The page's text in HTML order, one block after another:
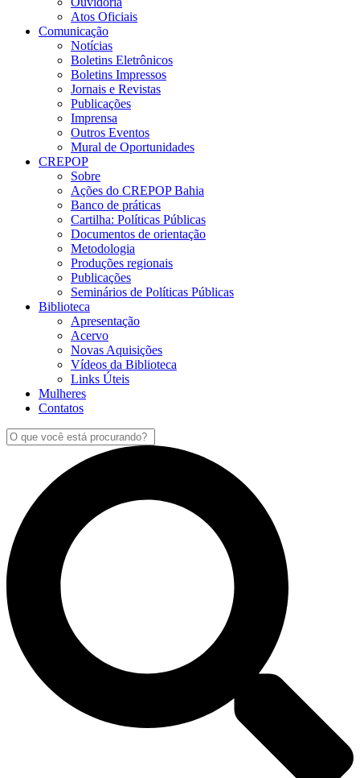
Atos Oficiais
Comunicação
Notícias
Boletins Eletrônicos
Boletins Impressos
Jornais e Revistas
Publicações
Imprensa
Outros Eventos
Mural de Oportunidades
CREPOP
Sobre
Ações do CREPOP Bahia
Banco de práticas
Cartilha: Políticas Públicas
Documentos de orientação
Metodologia
Produções regionais
Publicações
Seminários de Políticas Públicas
Biblioteca
Apresentação
Acervo
Novas Aquisições
Vídeos da Biblioteca
Links Úteis
Mulheres
Contatos